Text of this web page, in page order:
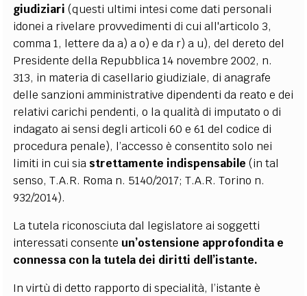
giudiziari(questi ultimi intesi come dati personali
idonei a rivelare provvedimenti di cui all'articolo 3,
comma 1, lettere da a) a o) e da r) a u), del dereto del
Presidente della Repubblica 14 novembre 2002, n.
313, in materia di casellario giudiziale, di anagrafe
delle sanzioni amministrative dipendenti da reato e dei
relativi carichi pendenti, o la qualità di imputato o di
indagato ai sensi degli articoli 60 e 61 del codice di
procedura penale), l’accesso è consentito solo nei
limiti in cui sia strettamente indispensabile(in tal
senso, T.A.R. Roma n. 5140/2017; T.A.R. Torino n.
932/2014).
La tutela riconosciuta dal legislatore ai soggetti
interessati consente un’ostensione approfondita e
connessa con la tutela dei diritti dell’istante.
In virtù di detto rapporto di specialità, l’istante è